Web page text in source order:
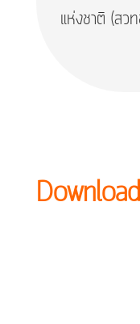
แห่งชาติ (สว
Download